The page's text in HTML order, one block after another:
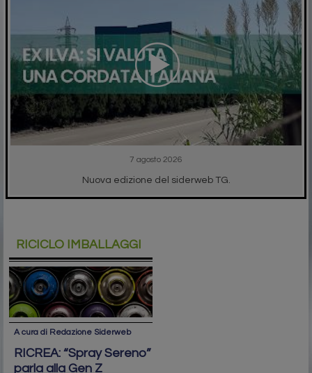
7 agosto 2026
Nuova edizione del siderweb TG.
RICICLO IMBALLAGGI
A cura di Redazione Siderweb
RICREA: “Spray Sereno”
parla alla Gen Z